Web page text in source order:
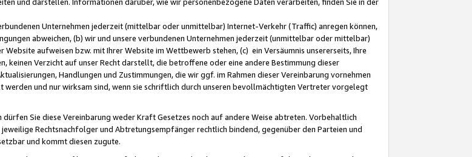
und darstellen. Informationen darüber, wie wir personenbezogene Daten verarbeiten, finden Sie in der
Unternehmen jederzeit (mittelbar oder unmittelbar) Internet-Verkehr (Traffic) anregen können,
abweichen, (b) wir und unsere verbundenen Unternehmen jederzeit (unmittelbar oder mittelbar)
aufweisen bzw. mit Ihrer Website im Wettbewerb stehen, (c) ein Versäumnis unsererseits, Ihre
keinen Verzicht auf unser Recht darstellt, die betroffene oder eine andere Bestimmung dieser
Handlungen und Zustimmungen, die wir ggf. im Rahmen dieser Vereinbarung vornehmen
und nur wirksam sind, wenn sie schriftlich durch unseren bevollmächtigten Vertreter vorgelegt
Sie diese Vereinbarung weder Kraft Gesetzes noch auf andere Weise abtreten. Vorbehaltlich
Rechtsnachfolger und Abtretungsempfänger rechtlich bindend, gegenüber den Parteien und
und kommt diesen zugute.